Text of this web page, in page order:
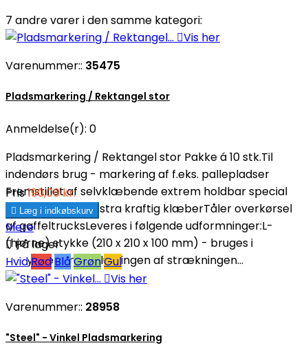
7 andre varer i den samme kategori:
Vis her
Varenummer:: 35475
Pladsmarkering / Rektangel stor
Anmeldelse(r): 0
Pladsmarkering / Rektangel stor Pakke á 10 stk.Til
indendørs brug - markering af f.eks. pallepladser
Fremstillet af selvklæbende extrem holdbar special
kunststof med ekstra kraftig klæberTåler overkørsel
af gaffeltrucksLeveres i følgende udformninger:L-
(hjørne) stykke (210 x 210 x 100 mm) - bruges i
begyndelsen og slutningen af strækningen...
Pris190,00 kr.
 Læg i indkøbskurv
Mere
På lager
Hvid Rød Blå GrønGul
Vis her
Varenummer:: 28958
"Steel" - Vinkel Pladsmarkering